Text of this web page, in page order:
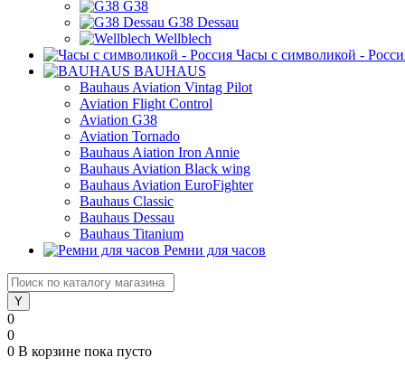
G38
G38 Dessau
Wellblech
Часы с символикой -
BAUHAUS
Bauhaus Aviation Vintag Pilot
Aviation Flight Control
Aviation G38
Aviation Tornado
Bauhaus Aiation Iron Annie
Bauhaus Aviation Black wing
Bauhaus Aviation EuroFighter
Bauhaus Classic
Bauhaus Dessau
Bauhaus Titanium
Ремни для часов
0
0
0 В корзине пока пусто